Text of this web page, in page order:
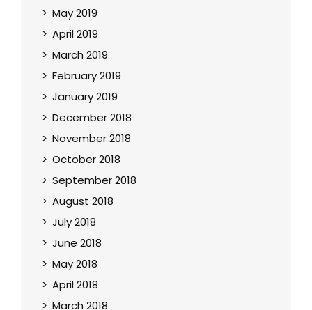
May 2019
April 2019
March 2019
February 2019
January 2019
December 2018
November 2018
October 2018
September 2018
August 2018
July 2018
June 2018
May 2018
April 2018
March 2018